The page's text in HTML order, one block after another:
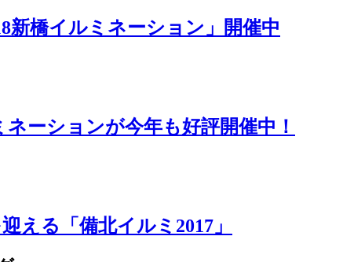
新橋イルミネーション」開催中
ーションが今年も好評開催中！
える「備北イルミ2017」